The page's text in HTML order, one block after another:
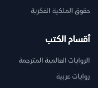
حقوق الملكية الفكرية
أقسام الكتب
الروايات العالمية المترجمة
روايات عربية